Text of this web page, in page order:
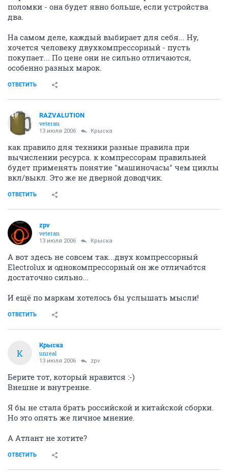
поломки - она будет явно больше, если устройства
два.
На самом деле, каждый выбирает для себя... Ну,
хочется человеку двухкомпрессорный - пусть
покупает... По цене они не сильно отличаются,
особенно разных марок.
ОТВЕТИТЬ
RAZVALUTION
veteran
13 июля 2006 Крыска
как правило для техники разные правила при
вычислении ресурса. к компрессорам правильней
будет применять понятие "машиночасы" чем циклы
вкл/выкл. Это же не дверной доводчик.
ОТВЕТИТЬ
zpv
veteran
13 июля 2006 Крыска
А вот здесь не совсем так...двух компрессорный
Electrolux и однокомпрессорный он же отличабтся
достаточно сильно...
И ещё по маркам хотелось бы услышать мысли!
ОТВЕТИТЬ
К
Крыска
unreal
13 июля 2006 zpv
Берите тот, который нравится :-)
Внешне и внутренне.
Я бы не стала брать российской и китайской сборки.
Но это опять же личное мнение.
А Атлант не хотите?
ОТВЕТИТЬ